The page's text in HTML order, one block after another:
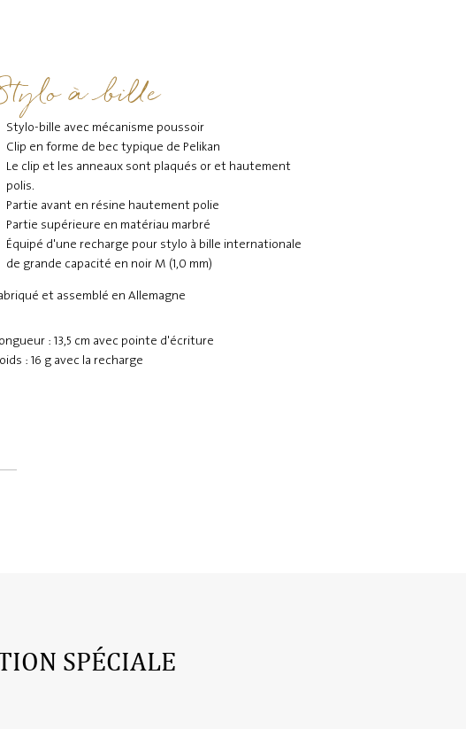
à bille
Stylo-bille avec mécanisme poussoir
Clip en forme de bec typique de Pelikan
Le clip et les anneaux sont plaqués or et hautement
polis.
Partie avant en résine hautement polie
Partie supérieure en matériau marbré
Équipé d'une recharge pour stylo à bille internationale
de grande capacité en noir M (1,0 mm)
et assemblé en Allemagne
: 13,5 cm avec pointe d'écriture
: 16 g avec la recharge
SPÉCIALE